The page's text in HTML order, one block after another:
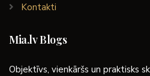
Kontakti
Mia.lv Blogs
Objektīvs, vienkāršs un praktisks